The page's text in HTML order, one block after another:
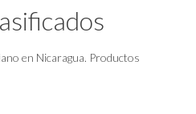
en Nicaragua. Productos